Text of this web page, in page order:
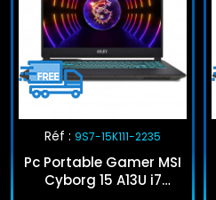
Réf : 9S7-15K111-2235
Pc Portable Gamer MSI
Cyborg 15 A13U i7